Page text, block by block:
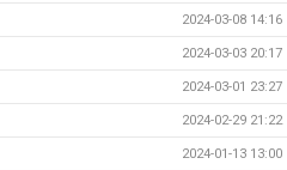
2024-03-08 14:16
2024-03-03 20:17
2024-03-01 23:27
2024-02-29 21:22
2024-01-13 13:00